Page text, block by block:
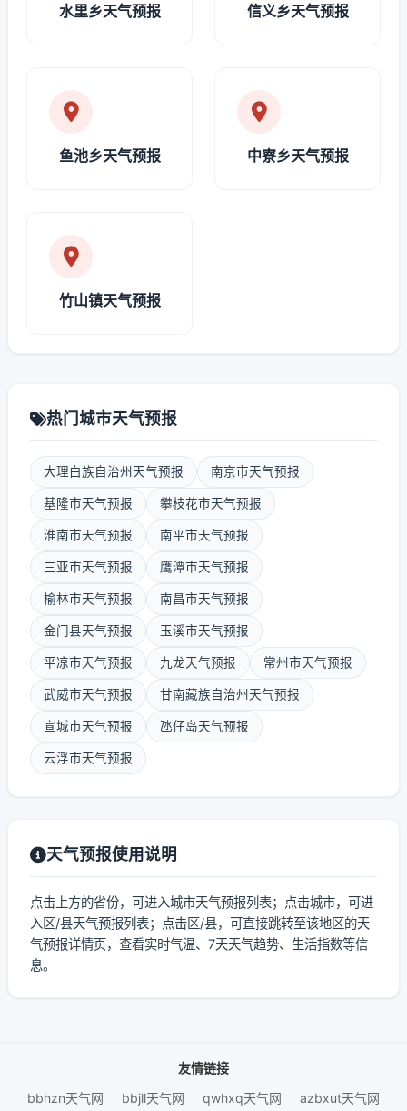
水里乡天气预报 信义乡天气预报
鱼池乡天气预报 中寮乡天气预报
竹山镇天气预报
热门城市天气预报
大理白族自治州天气预报 南京市天气预报
基隆市天气预报 攀枝花市天气预报
淮南市天气预报 南平市天气预报
三亚市天气预报 鹰潭市天气预报
榆林市天气预报 南昌市天气预报
金门县天气预报 玉溪市天气预报
平凉市天气预报 九龙天气预报 常州市天气预报
武威市天气预报 甘南藏族自治州天气预报
宣城市天气预报 氹仔岛天气预报
云浮市天气预报
天气预报使用说明
点击上方的省份，可进入城市天气预报列表；点击城市，可进
入区/县天气预报列表；点击区/县，可直接跳转至该地区的天
气预报详情页，查看实时气温、7天天气趋势、生活指数等信
息。
友情链接
bbhzn天气网
bbjll天气网 qwhxq天气网 azbxut天气网